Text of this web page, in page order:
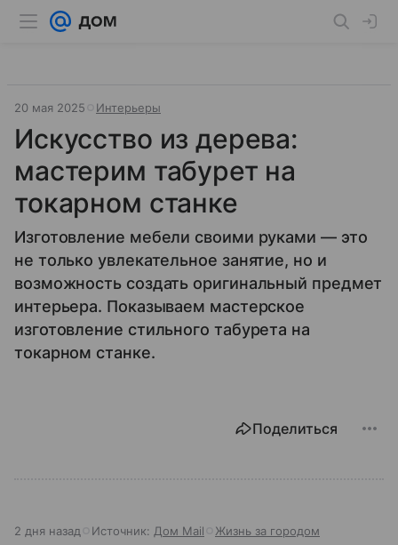
20 мая 2025 Интерьеры
Искусство из дерева:
мастерим табурет на
токарном станке
Изготовление мебели своими руками — это
не только увлекательное занятие, но и
возможность создать оригинальный предмет
интерьера. Показываем мастерское
изготовление стильного табурета на
токарном станке.
Поделиться
2 дня назад Источник: Дом Mail Жизнь за городом